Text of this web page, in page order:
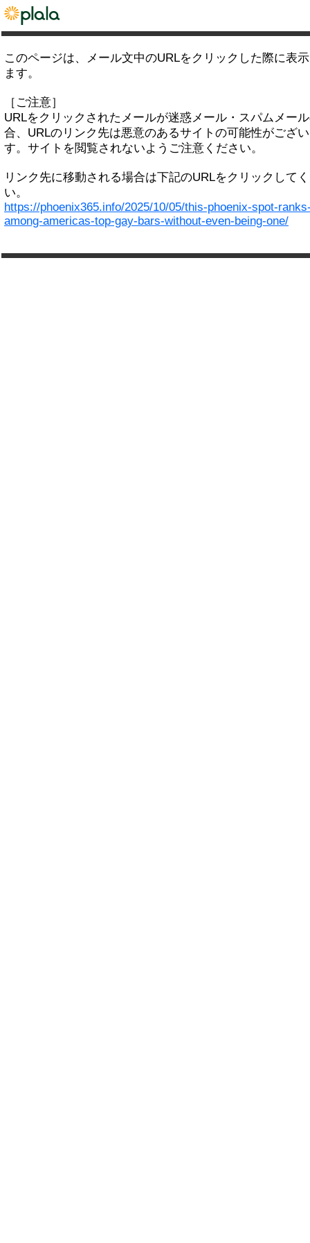
このページは、メール文中のURLをクリックした際に表
ます。
［ご注意］
URLをクリックされたメールが迷惑メール・スパムメー
合、URLのリンク先は悪意のあるサイトの可能性がござ
す。サイトを閲覧されないようご注意ください。
リンク先に移動される場合は下記のURLをクリックして
い。
https://phoenix365.info/2025/10/05/this-phoenix-spot-
among-americas-top-gay-bars-without-even-being-one/